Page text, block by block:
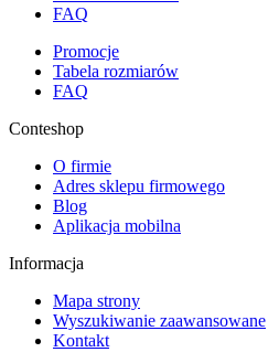
FAQ
Promocje
Tabela rozmiarów
FAQ
Conteshop
O firmie
Adres sklepu firmowego
Blog
Aplikacja mobilna
Informacja
Mapa strony
Wyszukiwanie zaawansowane
Kontakt